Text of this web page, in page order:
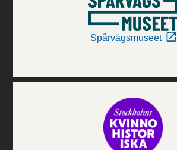
Spårvägsmuseet